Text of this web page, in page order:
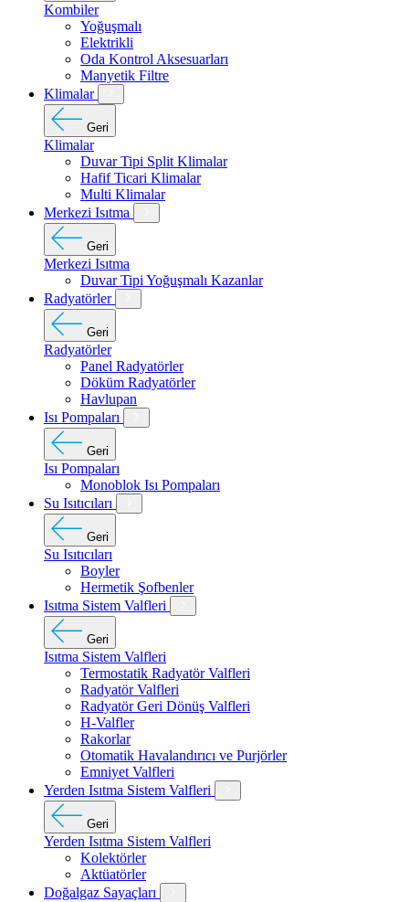
Kombiler
Yoğuşmalı
Elektrikli
Oda Kontrol Aksesuarları
Manyetik Filtre
Klimalar
Geri
Klimalar
Duvar Tipi Split Klimalar
Hafif Ticari Klimalar
Multi Klimalar
Merkezi Isıtma
Geri
Merkezi Isıtma
Duvar Tipi Yoğuşmalı Kazanlar
Radyatörler
Geri
Radyatörler
Panel Radyatörler
Döküm Radyatörler
Havlupan
Isı Pompaları
Geri
Isı Pompaları
Monoblok Isı Pompaları
Su Isıtıcıları
Geri
Su Isıtıcıları
Boyler
Hermetik Şofbenler
Isıtma Sistem Valfleri
Geri
Isıtma Sistem Valfleri
Termostatik Radyatör Valfleri
Radyatör Valfleri
Radyatör Geri Dönüş Valfleri
H-Valfler
Rakorlar
Otomatik Havalandırıcı ve Purjörler
Emniyet Valfleri
Yerden Isıtma Sistem Valfleri
Geri
Yerden Isıtma Sistem Valfleri
Kolektörler
Aktüatörler
Doğalgaz Sayaçları